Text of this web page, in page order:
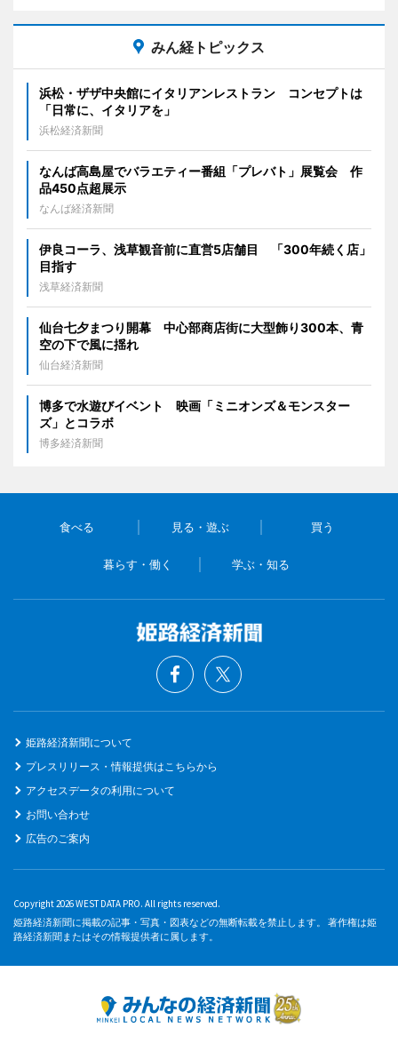
みん経トピックス
浜松・ザザ中央館にイタリアンレストラン コンセプトは
「日常に、イタリアを」
浜松経済新聞
なんば高島屋でバラエティー番組「プレバト」展覧会 作
品450点超展示
なんば経済新聞
伊良コーラ、浅草観音前に直営5店舗目 「300年続く店」
目指す
浅草経済新聞
仙台七夕まつり開幕 中心部商店街に大型飾り300本、青
空の下で風に揺れ
仙台経済新聞
博多で水遊びイベント 映画「ミニオンズ＆モンスター
ズ」とコラボ
博多経済新聞
食べる 見る・遊ぶ 買う
暮らす・働く 学ぶ・知る
姫路経済新聞について
プレスリリース・情報提供はこちらから
アクセスデータの利用について
お問い合わせ
広告のご案内
Copyright 2026 WEST DATA PRO. All rights reserved.
姫路経済新聞に掲載の記事・写真・図表などの無断転載を禁止します。 著作権は姫
路経済新聞またはその情報提供者に属します。